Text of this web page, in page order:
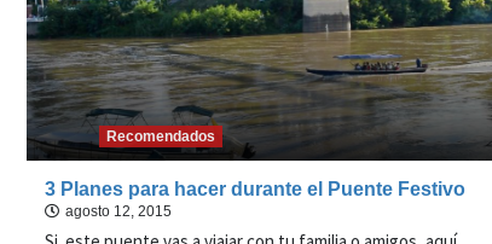
Recomendados
3 Planes para hacer durante el Puente Festivo
agosto 12, 2015